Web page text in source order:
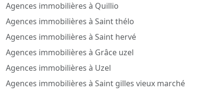
Agences immobilières à Quillio
Agences immobilières à Saint thélo
Agences immobilières à Saint hervé
Agences immobilières à Grâce uzel
Agences immobilières à Uzel
Agences immobilières à Saint gilles vieux marché